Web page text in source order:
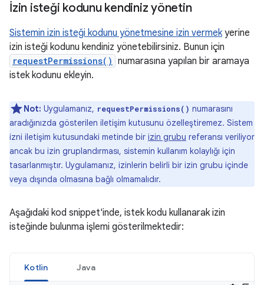
İzin isteği kodunu kendiniz yönetin
Sistemin izin isteği kodunu yönetmesine izin vermekyerine
izin isteği kodunu kendiniz yönetebilirsiniz. Bunun için
requestPermissions() numarasına yapılan bir aramaya
istek kodunu ekleyin.
Not: Uygulamanız, requestPermissions() numarasını
aradığınızda gösterilen iletişim kutusunu özelleştiremez. Sistem
izni iletişim kutusundaki metinde bir izin grubu referansı veriliyor
ancak bu izin gruplandırması, sistemin kullanım kolaylığı için
tasarlanmıştır. Uygulamanız, izinlerin belirli bir izin grubu içinde
veya dışında olmasına bağlı olmamalıdır.
Aşağıdaki kod snippet'inde, istek kodu kullanarak izin
isteğinde bulunma işlemi gösterilmektedir:
Kotlin Java